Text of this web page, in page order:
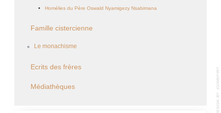
Homélies du Père Oswald Nyamigezy Nsabimana
Famille cistercienne
Le monachisme
Ecrits des frères
Médiathèques